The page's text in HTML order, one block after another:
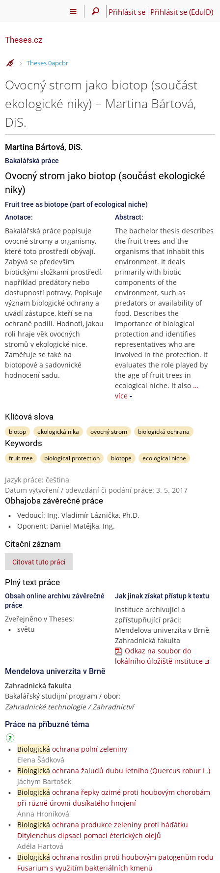
Přihlásit se Přihlásit se (EduID)
Theses.cz
>
Theses 0apcbr
Ovocný strom jako biotop (součást
ekologické niky) – Martina Bártová,
DiS.
Martina Bártová, DiS.
Bakalářská práce
Ovocný strom jako biotop (součást ekologické
niky)
Fruit tree as biotope (part of ecological niche)
Anotace:
Bakalářská práce popisuje
ovocné stromy a organismy,
které toto prostředí obývají.
Zabývá se především
biotickými složkami prostředí,
například predátory nebo
dostupností potravy. Popisuje
význam biologické ochrany a
uvádí zástupce, kteří se na
ochraně podílí. Hodnotí, jakou
roli hraje věk ovocných
stromů v ekologické nice.
Zaměřuje se také na
biotopové a sadovnické
hodnocení sadu.
Abstract:
The bachelor thesis describes
the fruit trees and the
organisms that inhabit this
environment. It deals
primarily with biotic
components of the
environment, such as
predators or availability of
food. Describes the
importance of biological
protection and identifies
representatives who are
involved in the protection. It
evaluates the role played by
the age of fruit trees in
ecological niche. It also …
více
Klíčová slova
biotop ekologická nika ovocný strom biologická ochrana
Keywords
fruit tree biological protection biotope ecological niche
Jazyk práce: čeština
Datum vytvoření / odevzdání či podání práce: 3. 5. 2017
Obhajoba závěrečné práce
Vedoucí: Ing. Vladimír Láznička, Ph.D.
Oponent: Daniel Matějka, Ing.
Citační záznam
Citovat tuto práci
Plný text práce
Obsah online archivu závěrečné
práce
Zveřejněno v Theses:
světu
Jak jinak získat přístup k textu
Instituce archivující a
zpřístupňující práci:
Mendelova univerzita v Brně,
Zahradnická fakulta
Odkaz na soubor do
lokálního úložiště instituce
Mendelova univerzita v Brně
Zahradnická fakulta
Bakalářský studijní program / obor:
Zahradnické technologie / Zahradnictví
Práce na příbuzné téma
Biologická ochrana polní zeleniny
Elena Šádková
Biologická ochrana žaludů dubu letního (Quercus robur L.)
Jáchym Bartošek
Biologická ochrana řepky ozimé proti houbovým chorobám
při různé úrovni dusíkatého hnojení
Anna Hroníková
Biologická ochrana produkce zeleniny proti háďátku
Ditylenchus dipsaci pomocí éterických olejů
Adéla Hartová
Biologická ochrana rostlin proti houbovým patogenům rodu
Fusarium s využitím bakteriálních kmenů